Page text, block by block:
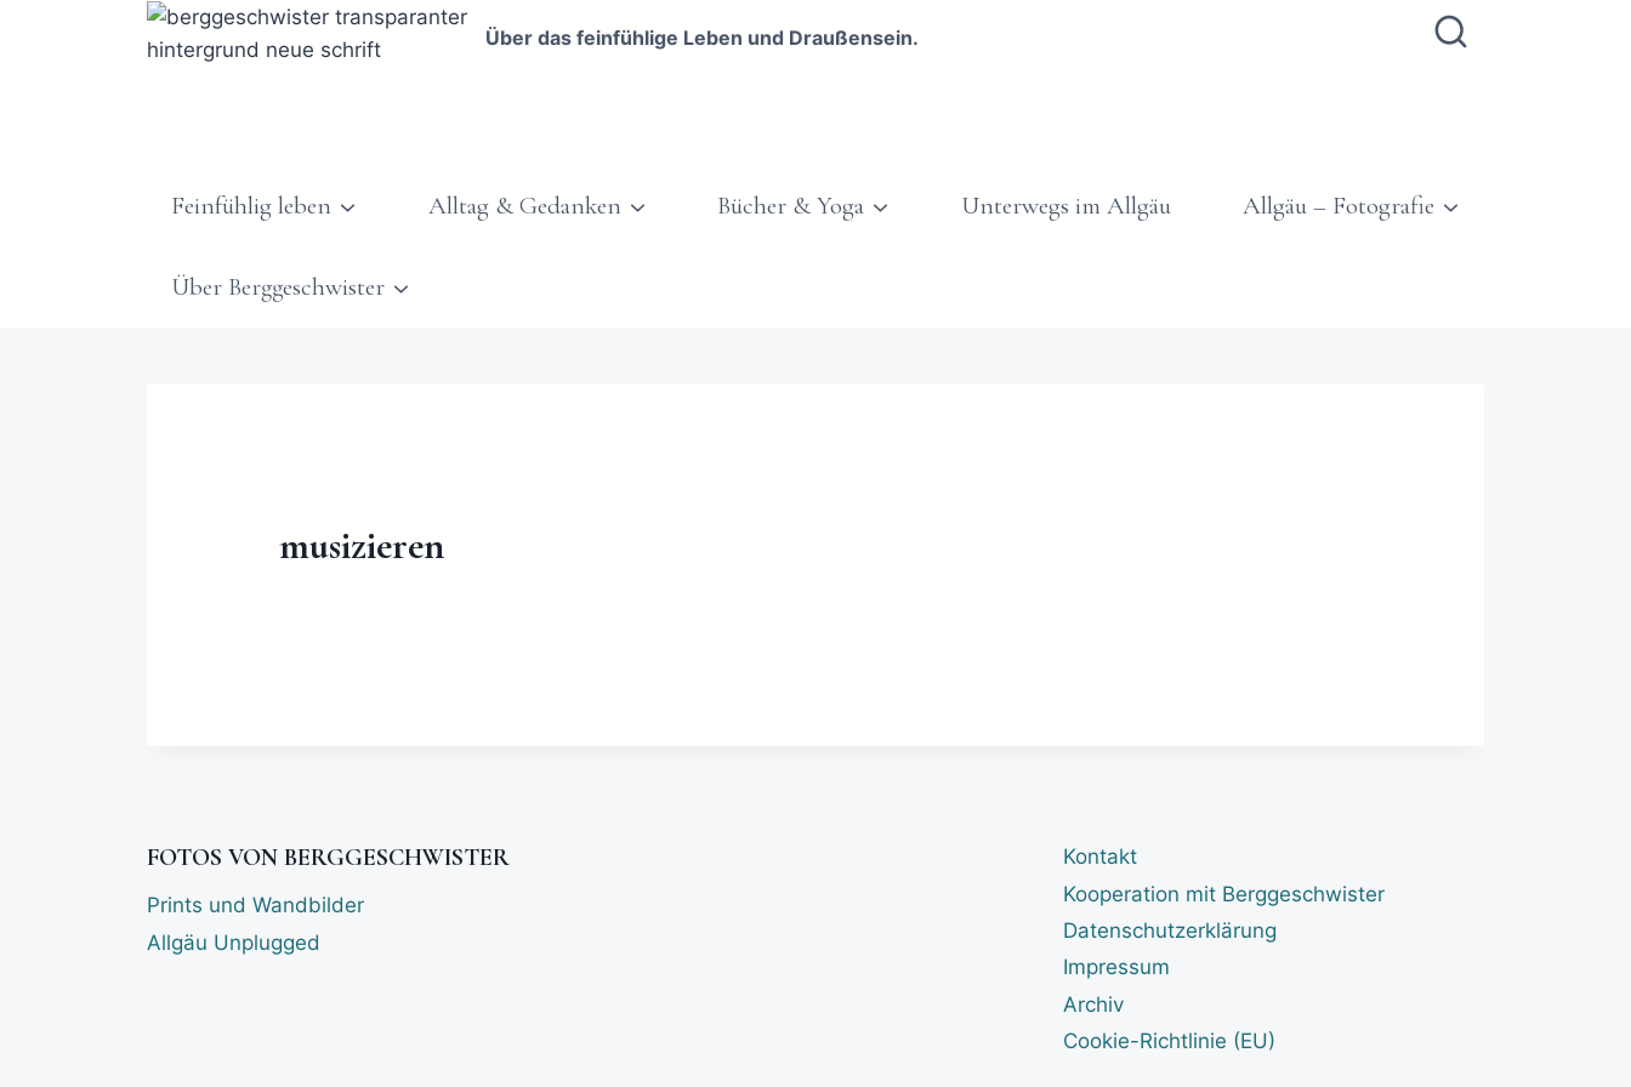
Über das feinfühlige Leben und Draußensein.
Feinfühlig leben Alltag & Gedanken Bücher & Yoga Unterwegs im Allgäu Allgäu – Fotografie
Über Berggeschwister
musizieren
FOTOS VON BERGGESCHWISTER
Prints und Wandbilder
Allgäu Unplugged
Kontakt
Kooperation mit Berggeschwister
Datenschutzerklärung
Impressum
Archiv
Cookie-Richtlinie (EU)